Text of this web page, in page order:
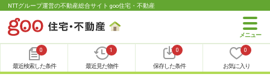
NTTグループ運営の不動産総合サイト goo住宅・不動産
0
最近検索した条件
1
最近見た物件
0
保存した条件
0
お気に入り